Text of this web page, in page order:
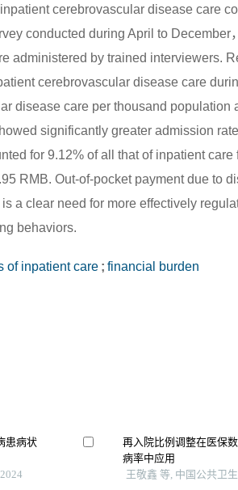
cerebrovascular disease care
conducted during April to December
administered by trained interviewers.
cerebrovascular disease care
disease care per thousand
significantly greater admission
for 9.12% of all that of inpatient
RMB. Out-of-pocket payment due to
a clear need for more effectively
behaviors.
of inpatient care ; financial burden
患病状
再入院比例调整在医保
病率中应用
王敬鑫 等, 中国公共卫